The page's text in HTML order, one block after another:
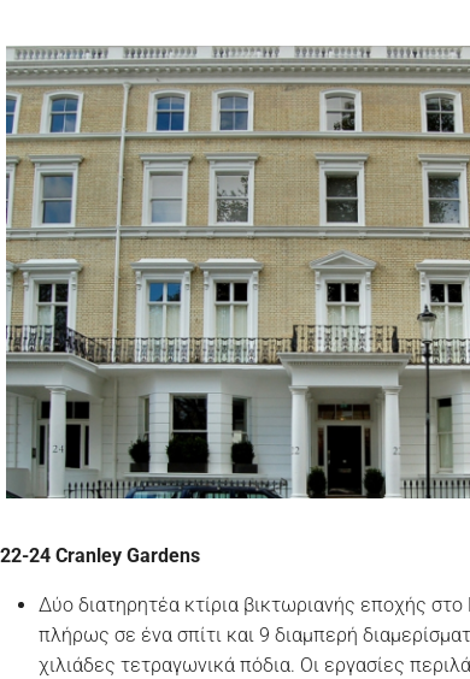
22-24 Cranley Gardens
Δύο διατηρητέα κτίρια βικτωριανής εποχής
πλήρως σε ένα σπίτι και 9 διαμπερή
χιλιάδες τετραγωνικά πόδια. Οι εργασίες